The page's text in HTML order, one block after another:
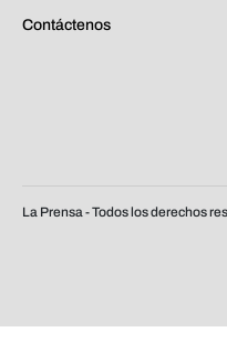
Contáctenos
La Prensa - Todos los derechos